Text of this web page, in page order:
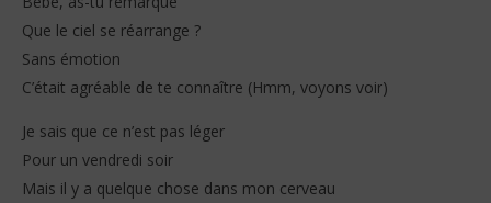
Que le ciel se réarrange ?
Sans émotion
C’était agréable de te connaître (Hmm, voyons voir)
Je sais que ce n’est pas léger
Pour un vendredi soir
Mais il y a quelque chose dans mon cerveau